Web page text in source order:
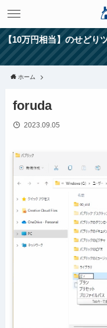
【10万円相当】のせどり
ホーム
foruda
2023.09.05